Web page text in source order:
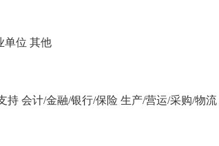
单位 其他
持 会计/金融/银行/保险 生产/营运/采购/物流